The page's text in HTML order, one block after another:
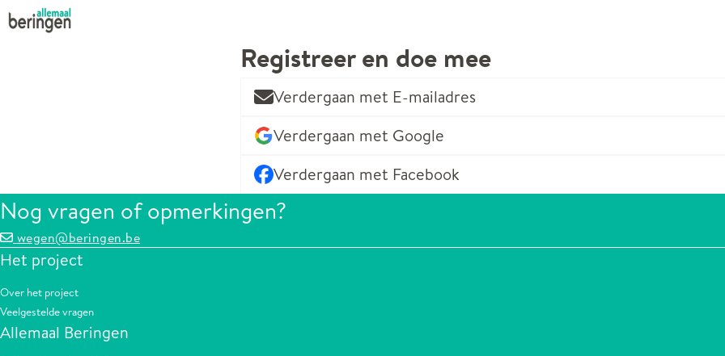
Registreer en doe mee
Verdergaan met E-mailadres
Verdergaan met Google
Verdergaan met Facebook
Nog vragen of opmerkingen?
wegen@beringen.be
Het project
Over het project
Veelgestelde vragen
Allemaal Beringen